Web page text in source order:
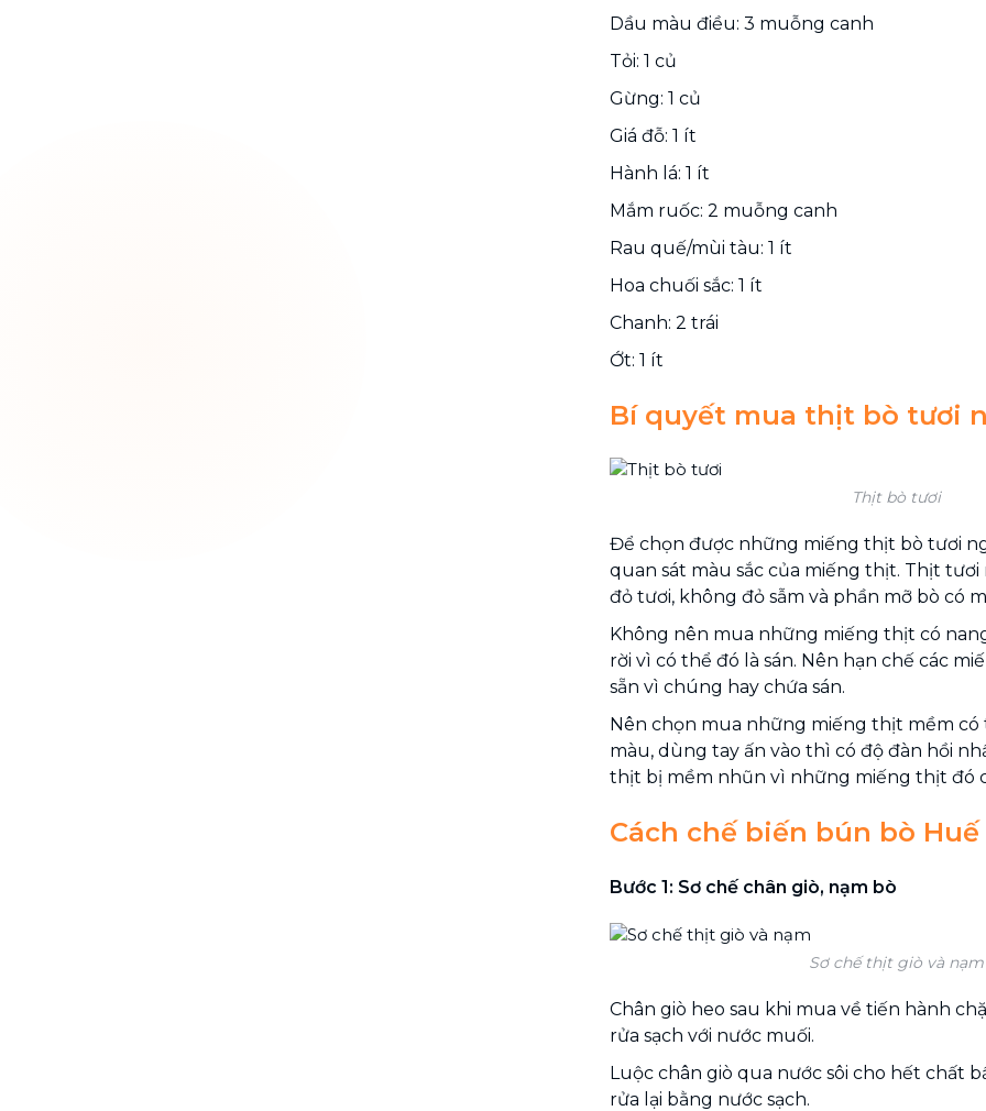
Dầu màu điều: 3 muỗng canh
Tỏi: 1 củ
Gừng: 1 củ
Giá đỗ: 1 ít
Hành lá: 1 ít
Mắm ruốc: 2 muỗng canh
Rau quế/mùi tàu: 1 ít
Hoa chuối sắc: 1 ít
Chanh: 2 trái
Ớt: 1 ít
Bí quyết mua thịt bò tươi
Thịt bò tươi
Để chọn được những miếng thịt bò tươi
quan sát màu sắc của miếng thịt. Thịt
đỏ tươi, không đỏ sẫm và phần mỡ bò có
Không nên mua những miếng thịt có
rời vì có thể đó là sán. Nên hạn chế các
sẵn vì chúng hay chứa sán.
Nên chọn mua những miếng thịt mềm
màu, dùng tay ấn vào thì có độ đàn hồi
thịt bị mềm nhũn vì những miếng thịt đó
Cách chế biến bún bò Huế
Bước 1: Sơ chế chân giò, nạm bò
Sơ chế thịt giò và nạm
Chân giò heo sau khi mua về tiến hành
rửa sạch với nước muối.
Luộc chân giò qua nước sôi cho hết chất
rửa lại bằng nước sạch.